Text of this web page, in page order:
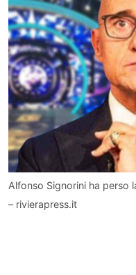
Alfonso Signorini ha perso
– rivierapress.it